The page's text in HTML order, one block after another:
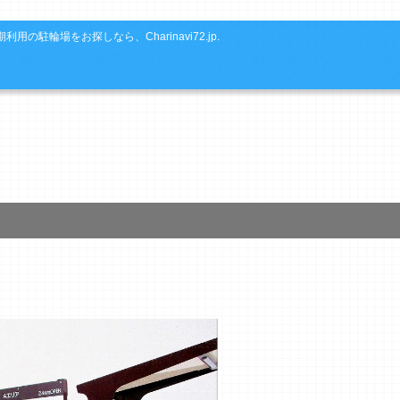
利用の駐輪場をお探しなら、Charinavi72.jp.